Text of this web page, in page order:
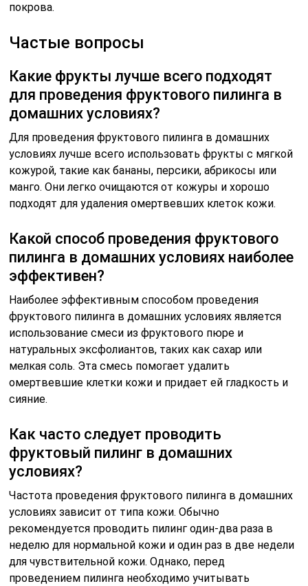
покрова.
Частые вопросы
Какие фрукты лучше всего подходят
для проведения фруктового пилинга в
домашних условиях?
Для проведения фруктового пилинга в домашних
условиях лучше всего использовать фрукты с мягкой
кожурой, такие как бананы, персики, абрикосы или
манго. Они легко очищаются от кожуры и хорошо
подходят для удаления омертвевших клеток кожи.
Какой способ проведения фруктового
пилинга в домашних условиях наиболее
эффективен?
Наиболее эффективным способом проведения
фруктового пилинга в домашних условиях является
использование смеси из фруктового пюре и
натуральных эксфолиантов, таких как сахар или
мелкая соль. Эта смесь помогает удалить
омертвевшие клетки кожи и придает ей гладкость и
сияние.
Как часто следует проводить
фруктовый пилинг в домашних
условиях?
Частота проведения фруктового пилинга в домашних
условиях зависит от типа кожи. Обычно
рекомендуется проводить пилинг один-два раза в
неделю для нормальной кожи и один раз в две недели
для чувствительной кожи. Однако, перед
проведением пилинга необходимо учитывать